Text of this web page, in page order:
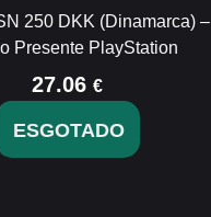
250 DKK (Dinamarca) –
Presente PlayStation
27.06 €
ESGOTADO